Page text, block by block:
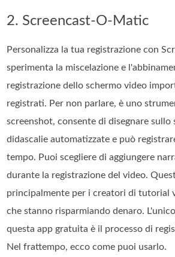
2. Screencast-O-Matic
Personalizza la tua registrazione con
sperimenta la miscelazione e
registrazione dello schermo video
registrati. Per non parlare, è uno
screenshot, consente di disegnare sullo
didascalie automatizzate e può
tempo. Puoi scegliere di aggiungere
durante la registrazione del video.
principalmente per i creatori di tutorial
che stanno risparmiando denaro.
questa app gratuita è il processo di
Nel frattempo, ecco come puoi usarlo.